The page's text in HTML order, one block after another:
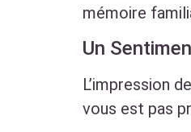
mémoire
Un
L’impression
vous est pas